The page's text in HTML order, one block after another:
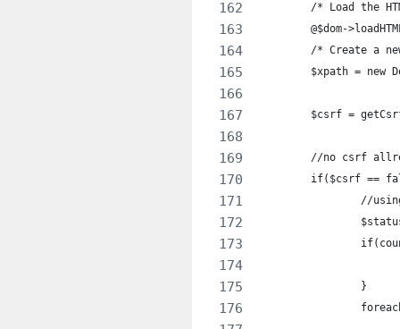
/* Load the
@$dom-
/* Create a
$xpath = new
$csrf =
//no csrf
if($csrf ==
//
		}